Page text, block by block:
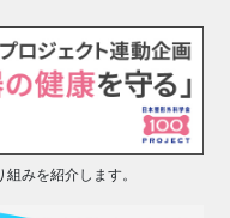
みを紹介します。